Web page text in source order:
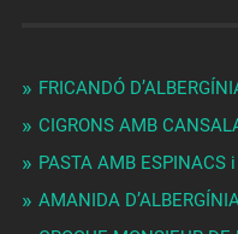
FRICANDÓ
CIGRONS AMB
PASTA AMB ESPINACS
AMANIDA